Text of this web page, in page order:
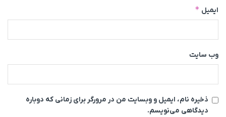
ایمیل *
وب‌ سایت
ذخیره نام، ایمیل و وبسایت من در مرورگر برای زمانی که دوباره
دیدگاهی می‌نویسم.